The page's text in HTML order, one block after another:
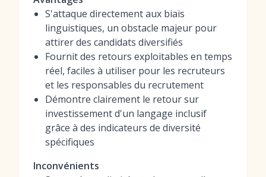
S'attaque directement aux biais
linguistiques, un obstacle majeur pour
attirer des candidats diversifiés
Fournit des retours exploitables en temps
réel, faciles à utiliser pour les recruteurs
et les responsables du recrutement
Démontre clairement le retour sur
investissement d'un langage inclusif
grâce à des indicateurs de diversité
spécifiques
Inconvénients